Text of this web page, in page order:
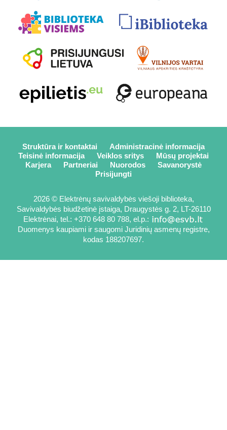
Struktūra ir kontaktai
Administracinė informacija
Teisinė informacija
Veiklos sritys
Mūsų projektai
Karjera
Partneriai Nuorodos
Savanorystė
Prisijungti
2026 © Elektrėnų savivaldybės viešoji biblioteka,
Savivaldybės biudžetinė įstaiga, Draugystės g. 2, LT-26110
Elektrėnai, tel.: +370 648 80 788, el.p.:
Duomenys kaupiami ir saugomi Juridinių asmenų registre,
kodas 188207697.